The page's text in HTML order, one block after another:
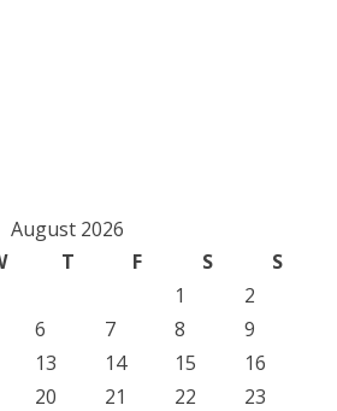
August 2026
T F S
S
1
2
6 7 8
9
13 14 15
16
20 21 22
23